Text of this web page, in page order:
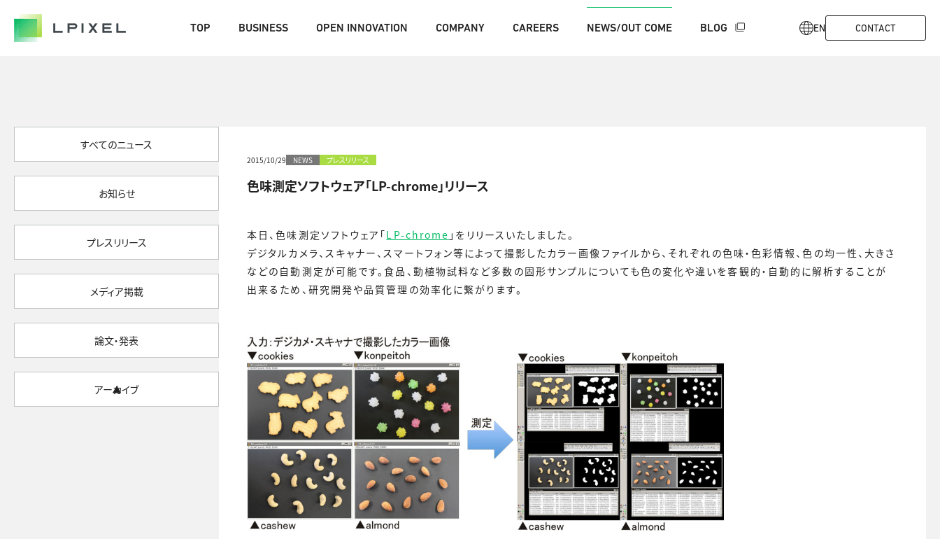
TOP BUSINESS OPEN INNOVATION OPEN INNOVATION エルピクセルの強み SaMD/Non-SaMD開発支援 協業・研究事例
COMPANY 代表メッセージ 経営メンバー
CAREERS NEWS/OUT COME BLOG EN CONTACT
COMPANY
会社概要
CAREERS
NEWS/OUT COME
BLOG
2015/10/29 NEWS プレスリリース
色味測定ソフトウェア「LP-chrome」リリース
本日、色味測定ソフトウェア「LP-chrome 」をリリースいたしました。
デジタルカメラ、スキャナー、スマートフォン等によって撮影したカラー画像ファイルから、それぞれの色味・色彩情報、色の均一性、大きさ
などの自動測定が可能です。食品、動植物試料など多数の固形サンプルについても色の変化や違いを客観的・自動的に解析することが
出来るため、研究開発や品質管理の効率化に繋がります。
すべてのニュース
お知らせ
プレスリリース
メディア掲載
論文・発表
アーカイブ